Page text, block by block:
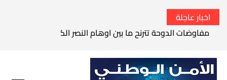
اخبار عاجلة
مفاوضات الدوحة تترنح ما بين اوهام النصر الكامل وواقع